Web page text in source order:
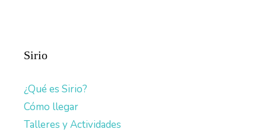
Sirio
¿Qué es Sirio?
Cómo llegar
Talleres y Actividades